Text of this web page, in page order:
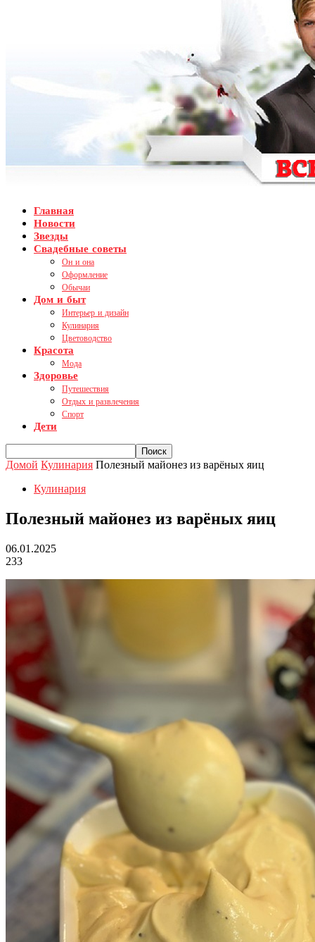
Главная
Новости
Звезды
Свадебные советы
Он и она
Оформление
Обычаи
Дом и быт
Интерьер и дизайн
Кулинария
Цветоводство
Красота
Мода
Здоровье
Путешествия
Отдых и развлечения
Спорт
Дети
Домой Кулинария Полезный майонез из варёных яиц
Кулинария
Полезный майонез из варёных яиц
06.01.2025
233